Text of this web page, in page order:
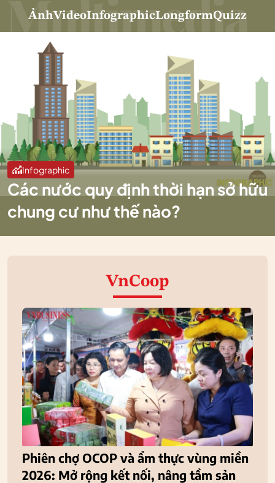
ẢnhVideoInfographicLongformQuizz
Infographic
Các nước quy định thời hạn sở hữu
chung cư như thế nào?
VnCoop
Phiên chợ OCOP và ẩm thực vùng miền
2026: Mở rộng kết nối, nâng tầm sản